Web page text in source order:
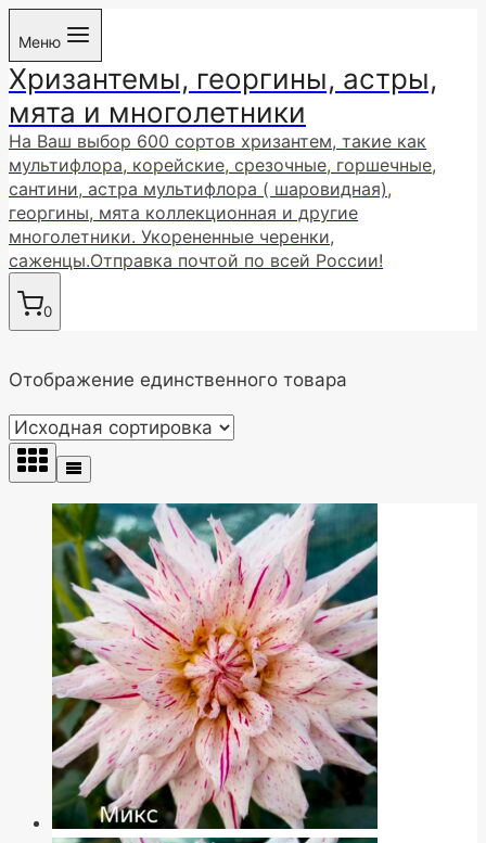
Перейти
содержимому
Меню
Хризантемы, георгины, астры,
мята и многолетники
На Ваш выбор 600 сортов хризантем, такие как
мультифлора, корейские, срезочные, горшечные,
сантини, астра мультифлора ( шаровидная),
георгины, мята коллекционная и другие
многолетники. Укорененные черенки,
саженцы.Отправка почтой по всей России!
0
Отображение единственного товара